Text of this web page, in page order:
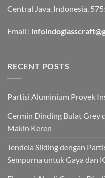
Central Java. Indonesia.
Email :
RECENT POSTS
Partisi Aluminium Proyek
Cermin Dinding Bulat Grey
Makin Keren
Jendela Sliding dengan
Sempurna untuk Gaya dan